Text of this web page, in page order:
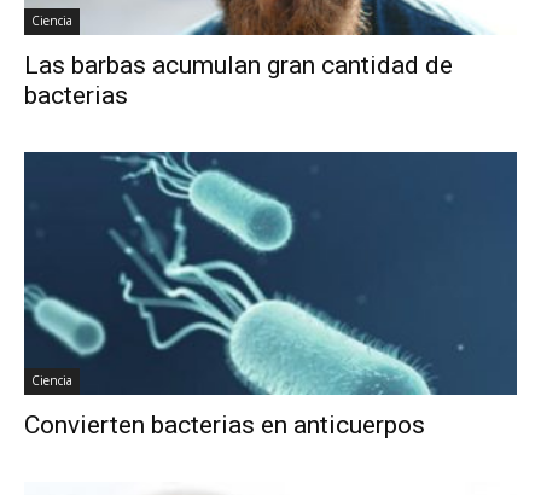
Ciencia
Las barbas acumulan gran cantidad de
bacterias
Ciencia
Convierten bacterias en anticuerpos